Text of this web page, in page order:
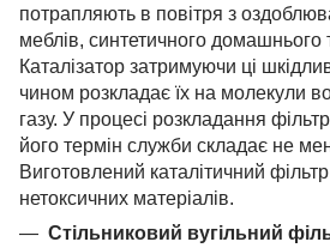
потрапляють в повітря з
меблів, синтетичного домашнього
Каталізатор затримуючи ці
чином розкладає їх на молекули
газу. У процесі розкладання
його термін служби складає не
Виготовлений каталітичний
нетоксичних матеріалів.
Стільниковий вугільний